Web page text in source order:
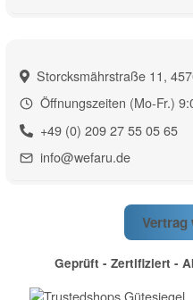
Storcksmährstraße 11,
Öffnungszeiten (Mo-Fr.)
+49 (0) 209 27 55 05 65
info@wefaru.de
Vertrag
Geprüft - Zertifiziert -